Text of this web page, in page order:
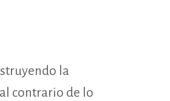
la
contrario de lo